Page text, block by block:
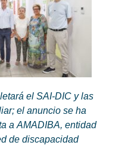
el SAI-DIC y las
el anuncio se ha
a AMADIBA, entidad
de discapacidad